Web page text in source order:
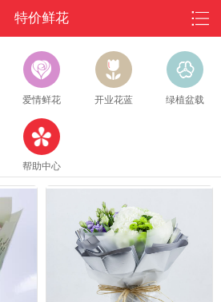
特价鲜花
爱情鲜花 开业花蓝 绿植盆载
帮助中心